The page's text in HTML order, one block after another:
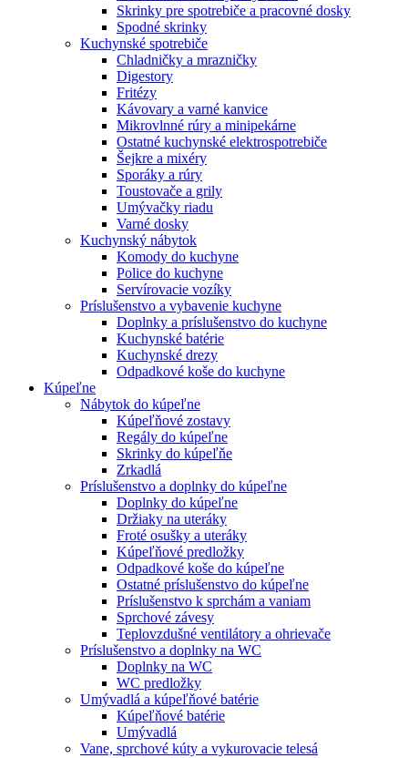
Skrinky pre spotrebiče a pracovné dosky
Spodné skrinky
Kuchynské spotrebiče
Chladničky a mrazničky
Digestory
Fritézy
Kávovary a varné kanvice
Mikrovlnné rúry a minipekárne
Ostatné kuchynské elektrospotrebiče
Šejkre a mixéry
Sporáky a rúry
Toustovače a grily
Umývačky riadu
Varné dosky
Kuchynský nábytok
Komody do kuchyne
Police do kuchyne
Servírovacie vozíky
Príslušenstvo a vybavenie kuchyne
Doplnky a príslušenstvo do kuchyne
Kuchynské batérie
Kuchynské drezy
Odpadkové koše do kuchyne
Kúpeľne
Nábytok do kúpeľne
Kúpeľňové zostavy
Regály do kúpeľne
Skrinky do kúpeľňe
Zrkadlá
Príslušenstvo a doplnky do kúpeľne
Doplnky do kúpeľne
Držiaky na uteráky
Froté osušky a uteráky
Kúpeľňové predložky
Odpadkové koše do kúpeľne
Ostatné príslušenstvo do kúpeľne
Príslušenstvo k sprchám a vaniam
Sprchové závesy
Teplovzdušné ventilátory a ohrievače
Príslušenstvo a doplnky na WC
Doplnky na WC
WC predložky
Umývadlá a kúpeľňové batérie
Kúpeľňové batérie
Umývadlá
Vane, sprchové kúty a vykurovacie telesá